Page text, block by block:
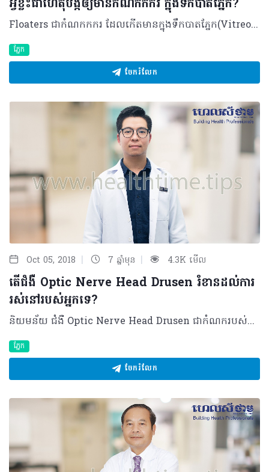
អ្វីខ្លះជាហេតុបង្កឲ្យមានកំណកកករ ក្នុងទឹកបាតភ្នែក?
Floaters ជាកំណកកករ ដែលកើតមានក្នុងទឹកបាតភ្នែក(Vitreous)។ ជាធម្មតា ទឹកបាតភ្នែក ជាសារធាតុរាវ ថ្លាគ្មានពណ៌ អន្ធិលៗដូចជែល ស្ថិតនៅផ្នែកខាងក្រោយភ្នែក។ សារធាតុរាវនេះមានប្រមាណជា ៨០%នៃគ្រាប់ភ្នែកទាំងមូល ហើយមានតួនាទីជួយការពារភ្នែក ព្រមទាំងរក្សាឲ្យបាននូវទ្រង់ទ្រាយគ្រាប់ភ្នែកផងដែរ។ មូលហេតុ និងកត្តាប្រឈម Floaters កើតឡើងដោយសារតែមានការប្រែប្រួលសភាពទឹកបាតភ្នែក បង្កើតបានជាសរសៃៗ ឬដុំកំណកបាំងនៅពីមុខរ៉េទីន ដែលអាចពាក់ព័់ន្ធនឹងកត្តាជាច្រើនដូចជា៖ • វ័យចំណាស់ ៖ ដោយសារនៅពេលអាយុ ច្រើន Vitreous នឹងប្រែរាវជាងមុនបណ្តាលឲ្យរបើកចេញពីស្រទាប់បាតភ្នែក (Posterior Vitreous Detachments) បង្កើតបានជាសរសៃៗ ឬដុំកំណកដែលអាចបាំងពន្លឺឆ្លងកាត់ភ្នែកបាន។ • ការរលាកផ្នែកខាងក្រោយនៃបាតភ្នែក ៖ នៅពេលជាលិកាភ្នែក ផ្នែកខាងក្រោយរលាកទឹកនៅក្នុងបាតភ្នែកប្រែក្លាយជាល្អក់កករ ឬស្រអាប់។ • ការហូរឈាមក្នុងភ្នែក ៖ ករណីនេះអាចកើតមានចំពោះអ្នកជំងឺទឹកនោមផ្អែម លើសឈាមស្ទះសរសៃឈាម និងរបួសជាដើម។ • ការប្រើប្រាស់ថ្នាំមួយចំនួន៖ ស៊ីលីកូន ឬថ្នាំមួយចំនួនទៀតអាចនៅសេសសល់ក្នុង Vitreous ក្រោយការចាក់បញ្ចូលអំឡុងពេលវះកាត់ បង្កើតបានជាពពុះដែលអាចជាស្រមោលបាំងពន្លឺចូលភ្នែកបាន។ • ការរហែកស្រទាប់បាតភ្នែក ៖ អាចបណ្តាលមកពីការកន្រ្តាក់ខ្លាំងពីទឹកបាតភ្នែក ដែលនាំឲ្យរហែកស្រទាប់រ៉េទីន ហើយបង្កើតជាកំណក ឬការហូរឈាម។ បន្ថែមពីនេះ Floaters ក៏អាចកើតមានចំពោះអ្នកជំងឺដែលធ្លាប់វះកាត់ភ្នែក អ្នកមានភ្នែកម៉្ញូប អ្នកជំងឺទឹកនោមផ្អែម អ្នកជំងឺរលាកបាតភ្នែក ករណីមានការប៉ះទង្គិចភ្នែក ឬគ្រោះថ្នាក់ទៅលើភ្នែកជាដើម។ រោគសញ្ញា ជាទូទៅ អ្នកជំងឺតែងមើលឃើញស្រមោលខ្មៅៗហោះចុះឡើងក្នុងភ្នែក ហើយកាន់តែច្បាស់ នៅពេលមើលទៅតំបន់ដែលមានផ្ទៃភ្លឺ ដូចជាផ្ទៃមេឃពណ៌ខៀវ ឬជញ្ជាំងពណ៌ស។ លើសពីនេះ ក៏មានសញ្ញារួមផ្សំផងដែរដូចជា ការមើលឃើញជាសញ្ញាផ្លេកបន្ទោរ ភ្លឹបភ្លែត (Flash of Light or Photopia) ។ ការកំណត់រោគវិនិច្ឆ័យ កាលណាមានបញ្ហានេះកើតឡើង គ្រូពេទ្យឯកទេសនឹងពិនិត្យភ្នែកដោយដាក់ថ្នាំពង្រីកប្រស្រីភ្នែក ដើម្បីឆ្លុះមើលបាតភ្នែក ហើយអាចនឹងឃើញជារង្វង់មូល កំណកសៗ ឬសរសៃ អណ្តែតក្នុងសារធាតុរាវបាតភ្នែក (Vitreous)។ សារធាតុទាំងអស់នេះហើយដែលចាំងស្រមោលទៅលើបាតភ្នែក ហើយបង្កើតបានជាស្រមោលខ្មៅដែលអ្នកជំងឺមើលឃើញ។ ការព្យាបាល Floaters មិនតម្រូវឲ្យមានការព្យាបាលនោះទេដោយហេតុថាវាមិនបានផ្តល់គ្រោះថ្នាក់ដល់គំហើញធ្ងន់ធ្ងរ ហើយយូរៗទៅ អ្នកជំងឺអាចនឹងសម្របជាមួយបញ្ហានេះដោយខ្លួនឯង។ ប៉ុន្តែករណីអ្នកជំងឺមានការប្រេះបាតភ្នែករហែកបាតភ្នែកនោះ គ្រូពេទ្យនឹងធ្វើការព្យាបាលដោយបាញ់កាំរស្មីឡាស៊ែរ។ គួរបញ្ជាក់ថា ប្រមាណជា៤០%នៃ Floaters ស្រួចស្រាវ អាចមាន Posterior Vitreous Detachment ហើយក្នុងនោះ៩%ផ្សេងទៀតអាចមានដល់រហែកបាតភ្នែក។ ម៉្យាង ប្រសិនមិនមានការព្យាបាលឲ្យបានត្រឹមត្រូវ និងទាន់ពេលវេលាទេនោះ អ្នកជំងឺ៥០% អាចប្រឈមនឹងការរបើកបាតភ្នែក។ វិធីសាស្រ្តការពារ • បរិភោគអាហារដែលមានសារធាតុចិញ្ចឹមគ្រប់គ្រាន់ដល់ភ្នែក ដូចជា បន្លែបៃតង ការ៉ុត និងសាច់ • ការពារភ្នែកពីពន្លឺខ្លាំង ដូចជាព្រះអាទិត្យ កុំព្យូទ័រ ទូរស័ព្ទ ឡាស៊ែរ ដោយពាក់វ៉ែនតា ការពារ ឬបន្ថយពន្លឺ • ចៀសវាងពីការប៉ះទង្គិច ឬគ្រោះថ្នាក់ទៅលើភ្នែក • ពិនិត្យភ្នែកជាប្រចាំ និងទទួលការព្យាបាលភ្នែកឲ្យបានត្រឹមត្រូវ • បង្ការកុំឲ្យកើតជំងឺទឹកនោមផ្អែម និងលើសឈាម ជាដើម។ ករណីមានបញ្ហាភ្នែក គួរប្រញាប់មកទទួលការពិនិត្យ និងព្យាបាលដោយគ្រូពេទ្យឯកទេសភ្នែកឲ្យបានត្រឹមត្រូវ និងទាន់ពេលវេលា ដើម្បីកាត់បន្ថយបញ្ហាធ្ងន់ធ្ងរដែលពិបាក ឬមិនអាចព្យាបាលបាន។ សម្រាប់ព័ត៌មានបន្ថែម សូមទំនាក់ទំនង គ្លីនិកភ្នែកអូឡាំពិក ០១៧ ៥៧៥៥៦៧ ឬ ០៧៨ ៣៧៩៧៩៨ អ៊ីម៉ែល៖ longchhour@yahoo.com បកស្រាយដោយ ៖ វេជ្ជបណ្ឌិត ឈួរ ឡុង ឯកទេសចក្ខុរោគ និងឯកទេសជាន់ខ្ពស់ជំងឺបាតភ្នែក មានតួនាទីជាអនុប្រធានផ្នែកចក្ខុរោគ នៃមន្ទីរពេទ្យមិត្តភាពខ្មែរ-សូវៀត និងជាប្រធានគ្លីនិកភ្នែកអូឡាំពិក ©2018 រក្សាសិទ្ធិគ្រប់យ៉ាង​ដោយ Healthtime Corporation ចំពោះគ្រប់អត្ថបទដោយគ្មានផ្នែកណាមួយត្រូវបោះពុម្ពផ្សាយចូលប្រព័ន្ធអ៊ីនធឺណែត ឧបករណ៍អេឡិចត្រូនិក អាត់ជាសំឡេង ឬថតចំលងគ្រប់រូបភាពដោយគ្មានការអនុញ្ញាតឡើយ
ភ្នែក
ចែករំលែក
Oct 05, 2018 | 7 ឆ្នាំមុន | 4.3K មើល
តើជំងឺ Optic Nerve Head Drusen រំខានដល់ការ
រស់នៅរបស់អ្នកទេ?
និយមន័យ ជំងឺ Optic Nerve Head Drusen ជាកំណករបស់សារធាតុម្យ៉ាងនៅនឹងសរសៃប្រសាទទី២ ដែលសារធាតុនោះត្រូវបានគេហៅថា Hyaline ។ ជំងឺនេះ មិនសូវជួបប្រទះញឹកញាប់ទេនៅកម្ពុជាយើង ហើយក៏មិនទាន់មានការសិក្សាច្បាស់លាស់នៅឡើយដែរលើចំនួននៃការកើតជំងឺមួយនេះ ប៉ុន្តែ តាមរយៈការសិក្សាមួយចំនួនបានឲ្យដឹងថា ជំងឺនេះអាចកើតមានលើអ្នកជំងឺ៣ទៅ៤នាក់ ក្នុងប្រជាជន១០០០នាក់។ មូលហេតុ មិនមានមូលហេតុច្បាស់លាស់ណាដែលគេរកឃើញថាធ្វើឲ្យកើតជំងឺនេះទេ តែតាមការសិក្សាមួយចំនួន គេបានកំណត់ថា ជំងឺនេះកើតឡើងដោយសារតែការសឹករេចរឹលនៃសរសៃប្រសាទនៅនឹងបាតភ្នែក។ ការសឹករេចរឹលនេះ បង្កឲ្យមានកំណកសារធាតុកាល់ស្យូម (Hyaline) នៅក្រោមសរសៃបាតភ្នែកតែម្តង។ រោគសញ្ញា ជំងឺនេះ សឹងតែមិនស្តែងចេញនូវរោគសញ្ញាដែលធ្វើឲ្យអ្នកជំងឺចាប់អារម្មណ៍នោះទេ ហើយអ្នកជំងឺភាគច្រើន រកឃើញថាខ្លួនមានកើតជំងឺនេះដោយចៃដន្ យក្នុងពេលដែលពួកគាត់មកពិនិត្យសុខភាពភ្នែករបស់ខ្លួន។ បើទោះជាយ៉ាងនេះក៏ដោយ ក៏នៅមានករណីកម្រខ្លះអាចធ្វើឲ្យអ្នកជំងឺបាត់ដែនគំហើញនៅត្រង់សរសៃបាតភ្នែកដែរ ដែលគេហៅថាការកើនឡើងនៃ Blind spot ហើយអាចរកបានតាមរយៈការធ្វើតេស្តមួយចំនួន។ ការធ្វើរោគវិនិច្ឆ័យ គេអាចធ្វើរោគវិនិច្ឆ័យជំងឺនេះ ដោយប្រើតេស្តមួយចំនួនដូចជា ការធ្វើតេស្ត Ultrasound ប្រភេទB-scan ដែលអាចធ្វើបាននៅក្នុងបន្ទប់ពិគ្រោះជំងឺ។ គេក៏អាចថតបាតភ្នែកដោយប្រើតេស្ត Fundoscopy អាចជាប្រភេទ Red-free photography ឬប្រភេទចាក់តាមសរសៃ (Fluorescein angiogram) ។ ក្រៅពីការថតបាតភែ្នក គេអាចធ្វើតេស្តមួយចំនួនទៀតដូចជា ការថត CT scanនៅក្បាល ឬ OCT (Optical Coherence Tomography) នៅស្រទាប់បាតភ្នែក។ ការព្យាបាល ដោយសារតែជំងឺនេះ បង្កឡើងពីមូលហេតុមិនច្បាស់លាស់ ហើយវាក៏មិនបង្កផលរំខានណាដល់ការរស់នៅប្រចាំថ្ងៃរបស់អ្នកជំងឺ នោះក៏មិនមានការព្យាបាលណាត្រូវធ្វើលើអ្នកជំងឺដែរ ប៉ុន្តែ គ្រូពេទ្យត្រូវធ្វើការតាមដានការវិវឌ្ឍនៃជំងឺនេះទៅលើការរីកទំហំរបស់កំណកនៅនឹងសរសៃបាតភ្នែក ដើម្បីចៀសវាងការកកើតនូវផលវិបាកកម្រដែលនឹងអាចបង្កឡើងដោយសារជំងឺនេះក្នុងរយៈពេលយូរ។ ផលវិបាក ករណីកំណកនៅនឹងសរសៃបាតភ្នែកនៅតែបន្តរីកទំហំ ឬបង្កឲ្យប៉ះពាល់ដល់សរសៃឈាមនៅតំបន់នោះ វាអាចធ្វើឲ្យមានការហូរឈាមនៅបាតភ្នែក ស្ទះសរសៃបាតភ្នែកផ្នែកខាងមុខដែលនាំឲ្យមានការថយចុះនូវគំហើញរបស់អ្នកជំងឺ។ បកស្រាយដោយ ៖ វេជ្ជបណ្ឌិត ខៀវ ច័ន្ទសត្យា ឯកទេសចក្ខុរោគ នៃមន្ទីរពេទ្យមិត្តភាពខ្មែរ-សូវៀត ©2018 រក្សាសិទ្ធិគ្រប់យ៉ាង​ដោយ Healthtime Corporation ចំពោះគ្រប់អត្ថបទដោយគ្មានផ្នែកណាមួយត្រូវបោះពុម្ពផ្សាយចូល ប្រព័ន្ធអ៊ីនធឺណែតឧបករណ៍អេឡិចត្រូនិកអាត់ជាសំឡេងឬថតចំលងគ្រប់រូបភាពដោយគ្មានការអនុញ្ញាតឡើយ
ភ្នែក
ចែករំលែក